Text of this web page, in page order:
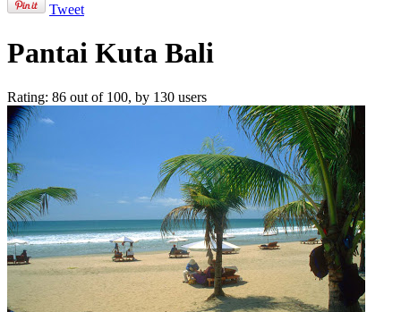
Tweet
Pantai Kuta Bali
Rating: 86 out of 100, by 130 users